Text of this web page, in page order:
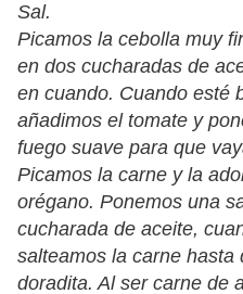
Sal.
Picamos la cebolla muy
en dos cucharadas de
en cuando. Cuando esté
añadimos el tomate y
fuego suave para que
Picamos la carne y la
orégano. Ponemos una
cucharada de aceite,
salteamos la carne hasta
doradita. Al ser carne de